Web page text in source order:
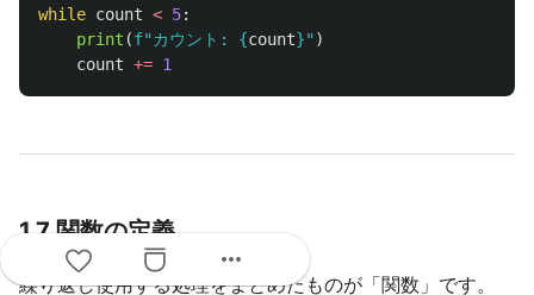
while count < 5:
print (f"カウント: {count}" )
count += 1
1.7 関数の定義
繰り返し使用する処理をまとめたものが「関数」です。
more_horiz